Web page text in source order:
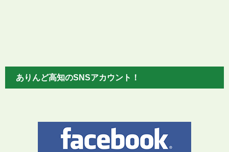
ありんど高知のSNSアカウント！